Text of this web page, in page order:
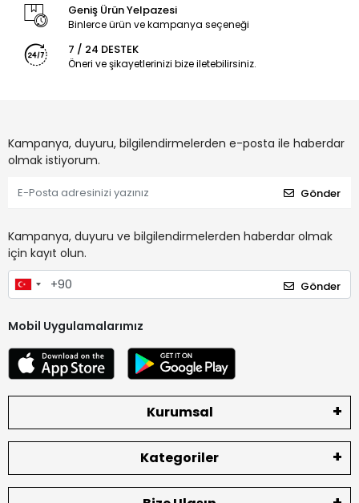
Geniş Ürün Yelpazesi
Binlerce ürün ve kampanya seçeneği
7 / 24 DESTEK
Öneri ve şikayetlerinizi bize iletebilirsiniz.
Kampanya, duyuru, bilgilendirmelerden e-posta ile haberdar
olmak istiyorum.
Gönder
Kampanya, duyuru ve bilgilendirmelerden haberdar olmak
için kayıt olun.
Gönder
Mobil Uygulamalarımız
Kurumsal
Kategoriler